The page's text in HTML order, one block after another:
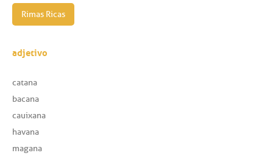
Rimas Ricas
adjetivo
catana
bacana
cauixana
havana
magana